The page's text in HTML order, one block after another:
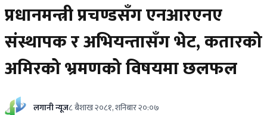
प्रधानमन्त्री प्रचण्डसँग एनआरएनए
संस्थापक र अभियन्तासँग भेट, कतारको
अमिरको भ्रमणको विषयमा छलफल
लगानी न्यूज८ बैशाख २०८१, शनिबार २०:०७